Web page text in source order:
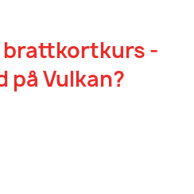
brattkortkurs-
på Vulkan?